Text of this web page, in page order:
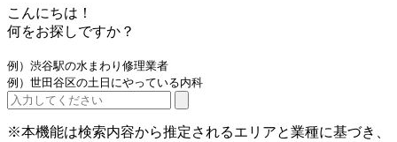
こんにちは！
何をお探しですか？
例）渋谷駅の水まわり修理業者
例）世田谷区の土日にやっている内科
※本機能は検索内容から推定されるエリアと業種に基づき、